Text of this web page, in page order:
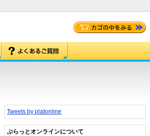
Tweets by platonline
ぷらっとオンラインについて